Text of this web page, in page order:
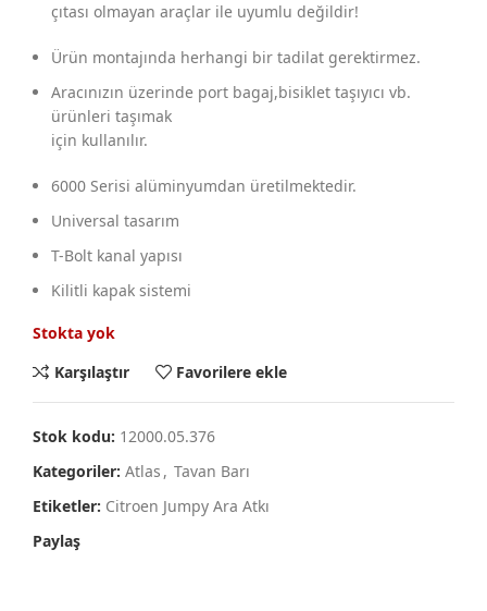
çıtası olmayan araçlar ile uyumlu değildir!
Ürün montajında herhangi bir tadilat gerektirmez.
Aracınızın üzerinde port bagaj,bisiklet taşıyıcı vb.
ürünleri taşımak
için kullanılır.
6000 Serisi alüminyumdan üretilmektedir.
Universal tasarım
T-Bolt kanal yapısı
Kilitli kapak sistemi
Stokta yok
Karşılaştır
Favorilere ekle
Stok kodu: 12000.05.376
Kategoriler: Atlas , Tavan Barı
Etiketler: Citroen Jumpy Ara Atkı
Paylaş